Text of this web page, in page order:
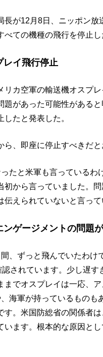
長が12月8日、ニッポン放
ての機種の飛行を停止し
レイ飛行停止
リカ空軍の輸送機オスプ
題があった可能性がある
たと発表した。
、即座に停止すべきだと
たと米軍も言っているわ
初から言っていました。
伝えられていないと言って
ゲージメントの問題
、ずっと飛んでいたわけ
されています。少し遅
でオスプレイは一応、
海軍が持っているものも
す。米国防総省の関係者
います。根本的な原因と